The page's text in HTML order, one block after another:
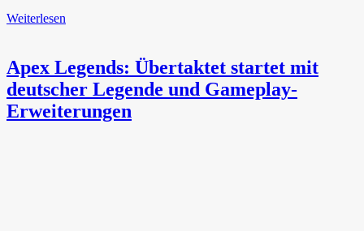
Weiterlesen
Apex Legends: Übertaktet startet mit
deutscher Legende und Gameplay-
Erweiterungen